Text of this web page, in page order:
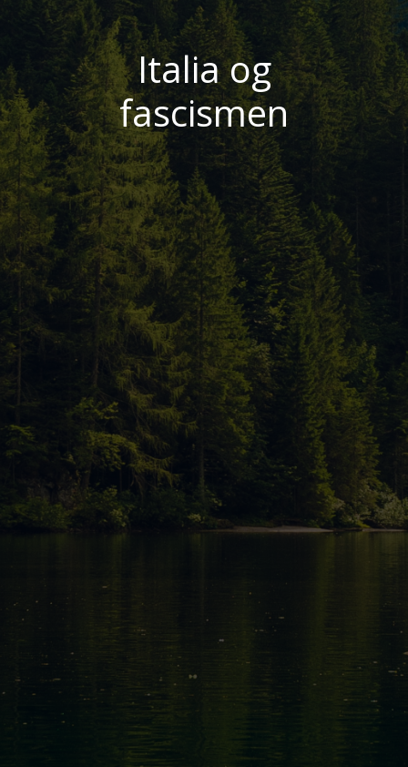
Italia og
fascismen